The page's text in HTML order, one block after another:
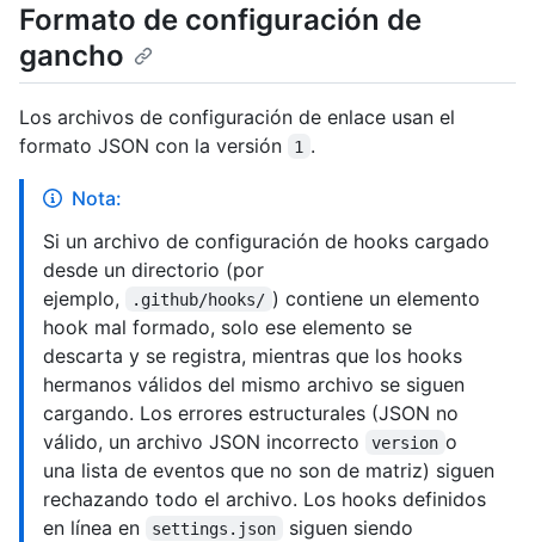
Formato de configuración de
gancho
Los archivos de configuración de enlace usan el
formato JSON con la versión
1 .
Nota:
Si un archivo de configuración de hooks cargado
desde un directorio (por
ejemplo,
.github/hooks/ ) contiene un elemento
hook mal formado, solo ese elemento se
descarta y se registra, mientras que los hooks
hermanos válidos del mismo archivo se siguen
cargando. Los errores estructurales (JSON no
válido, un archivo JSON incorrecto
version o
una lista de eventos que no son de matriz) siguen
rechazando todo el archivo. Los hooks definidos
en línea en
settings.json
siguen siendo